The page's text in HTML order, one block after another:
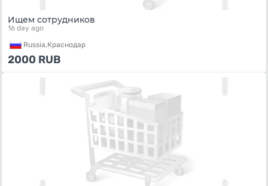
Ищем сотрудников
16 day ago
Russia,Краснодар
2000 RUB